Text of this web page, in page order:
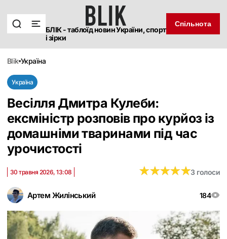
БЛІК - таблоїд новин України, спорт
і зірки
Спільнота
blik україна
Україна
Весілля Дмитра Кулеби:
ексміністр розповів про курйоз із
домашніми тваринами під час
урочистості
Артем Жилінський 184
30 травня 2026, 13:08 ★★★★★
★★★★★3 голоси